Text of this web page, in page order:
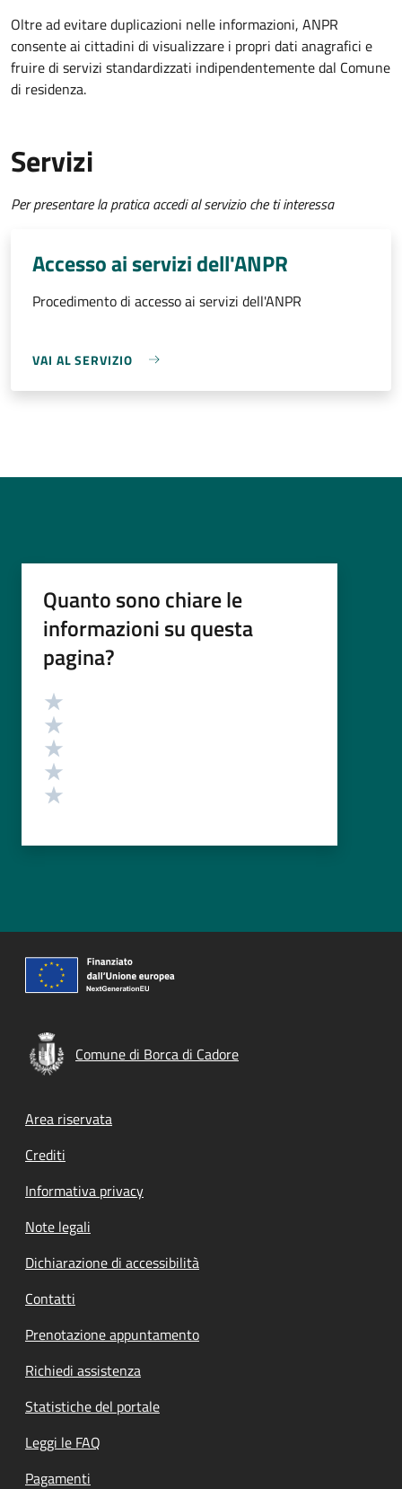
Oltre ad evitare duplicazioni nelle informazioni, ANPR
consente ai cittadini di visualizzare i propri dati anagrafici e
fruire di servizi standardizzati indipendentemente dal Comune
di residenza.
Servizi
Per presentare la pratica accedi al servizio che ti interessa
Accesso ai servizi dell'ANPR
Procedimento di accesso ai servizi dell'ANPR
VAI AL SERVIZIO
Quanto sono chiare le
informazioni su questa
pagina?
Valutazione
Comune di Borca di Cadore
Footer menu
Area riservata
Crediti
Informativa privacy
Note legali
Dichiarazione di accessibilità
Contatti
Prenotazione appuntamento
Richiedi assistenza
Statistiche del portale
Leggi le FAQ
Pagamenti